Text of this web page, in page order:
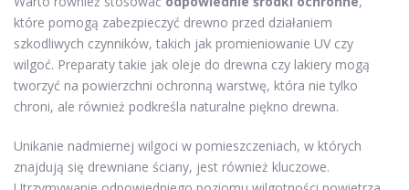
które pomogą zabezpieczyć drewno przed działaniem
szkodliwych czynników, takich jak promieniowanie UV czy
wilgoć. Preparaty takie jak oleje do drewna czy lakiery mogą
tworzyć na powierzchni ochronną warstwę, która nie tylko
chroni, ale również podkreśla naturalne piękno drewna.
Unikanie nadmiernej wilgoci w pomieszczeniach, w których
znajdują się drewniane ściany, jest również kluczowe.